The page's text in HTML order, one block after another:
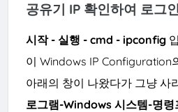
공유기 IP 확인하여 로그
시작 - 실행 - cmd - ipconfig
이 Windows IP Configuration
아래의 창이 나왔다가 그냥 사
로그램-Windows 시스템-명령